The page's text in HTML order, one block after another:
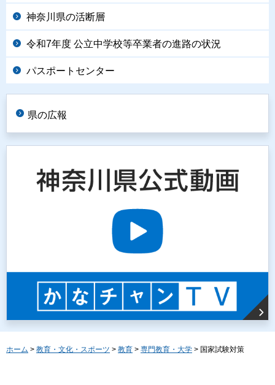
神奈川県の活断層
令和7年度 公立中学校等卒業者の進路の状況
パスポートセンター
県の広報
ホーム > 教育・文化・スポーツ > 教育 > 専門教育・大学 > 国家試験対策